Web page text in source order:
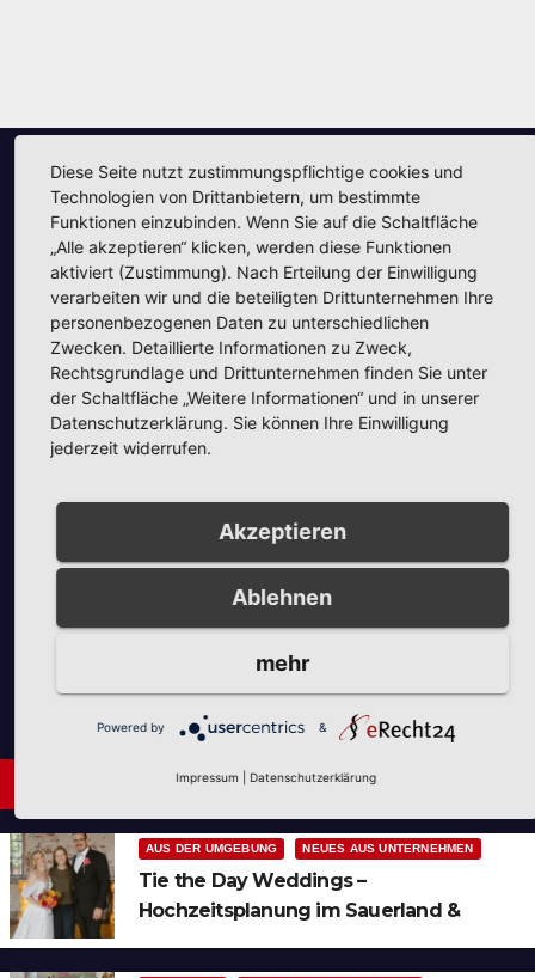
Unsere Partner
Unsere Partner
Neues aus Unternehmen
AUS DER UMGEBUNG NEUES AUS UNTERNEHMEN
Tie the Day Weddings –
Hochzeitsplanung im Sauerland &
Diese Seite nutzt zustimmungspflichtige cookies und
Technologien von Drittanbietern, um bestimmte
Funktionen einzubinden. Wenn Sie auf die Schaltfläche
„Alle akzeptieren“ klicken, werden diese Funktionen
aktiviert (Zustimmung). Nach Erteilung der Einwilligung
verarbeiten wir und die beteiligten Drittunternehmen Ihre
personenbezogenen Daten zu unterschiedlichen
Zwecken. Detaillierte Informationen zu Zweck,
Rechtsgrundlage und Drittunternehmen finden Sie unter
der Schaltfläche „Weitere Informationen“ und in unserer
Datenschutzerklärung. Sie können Ihre Einwilligung
jederzeit widerrufen.
Akzeptieren
Ablehnen
mehr
Powered by &
Impressum Datenschutzerklärung